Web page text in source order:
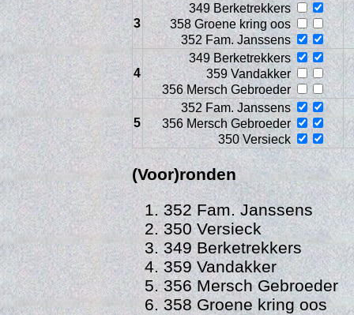
3
349 Berketrekkers
358 Groene kring oos
352 Fam. Janssens
4
349 Berketrekkers
359 Vandakker
356 Mersch Gebroeder
5
352 Fam. Janssens
356 Mersch Gebroeder
350 Versieck
(Voor)ronden
352 Fam. Janssens
350 Versieck
349 Berketrekkers
359 Vandakker
356 Mersch Gebroeder
358 Groene kring oos